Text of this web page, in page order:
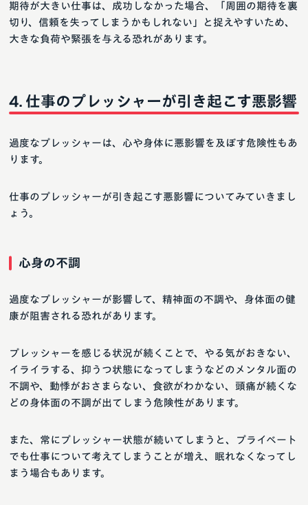
期待が大きい仕事は、成功しなかった場合、「周囲の期待を裏
切り、信頼を失ってしまうかもしれない」と捉えやすいため、
大きな負荷や緊張を与える恐れがあります。
仕事のプレッシャーが引き起こす悪影響
過度なプレッシャーは、心や身体に悪影響を及ぼす危険性もあ
ります。
仕事のプレッシャーが引き起こす悪影響についてみていきまし
ょう。
心身の不調
過度なプレッシャーが影響して、精神面の不調や、身体面の健
康が阻害される恐れがあります。
プレッシャーを感じる状況が続くことで、やる気がおきない、
イライラする、抑うつ状態になってしまうなどのメンタル面の
不調や、動悸がおさまらない、食欲がわかない、頭痛が続くな
どの身体面の不調が出てしまう危険性があります。
また、常にプレッシャー状態が続いてしまうと、プライベート
でも仕事について考えてしまうことが増え、眠れなくなってし
まう場合もあります。